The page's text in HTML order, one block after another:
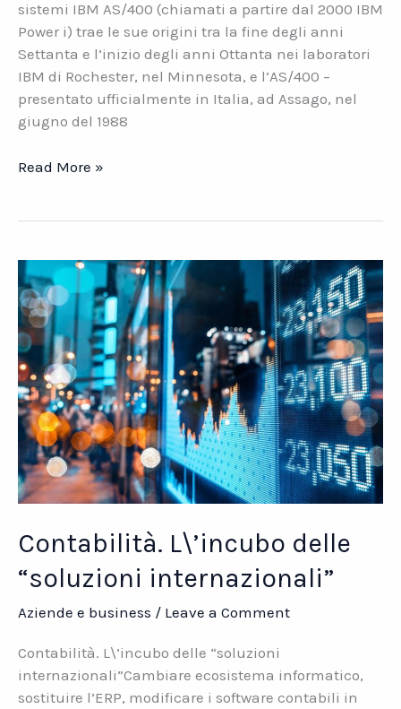
sistemi IBM AS/400 (chiamati a partire dal 2000 IBM
Power i) trae le sue origini tra la fine degli anni
Settanta e l’inizio degli anni Ottanta nei laboratori
IBM di Rochester, nel Minnesota, e l’AS/400 –
presentato ufficialmente in Italia, ad Assago, nel
giugno del 1988
IBM
roadmap
Read More »
Contabilità. L\’incubo delle
“soluzioni internazionali”
Aziende e business / Leave a Comment
Contabilità. L\’incubo delle “soluzioni
internazionali”Cambiare ecosistema informatico,
sostituire l’ERP, modificare i software contabili in